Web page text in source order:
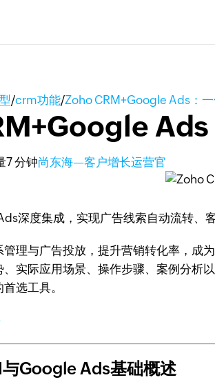
/crm功能/Zoho CRM+Google Ads：
Ads
7 分钟尚东海—客户增长运营官
深度集成，实现广告线索自动流转、
理与广告投放，提升营销转化率，成
实际应用场景、操作步骤、案例分析
选工具。
Google Ads基础概述